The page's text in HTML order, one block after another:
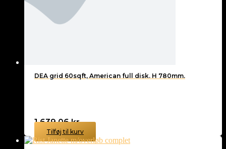
DEA grid 60sqft, American full disk. H 780mm.
1.639,06kr.
Tilføj til kurv